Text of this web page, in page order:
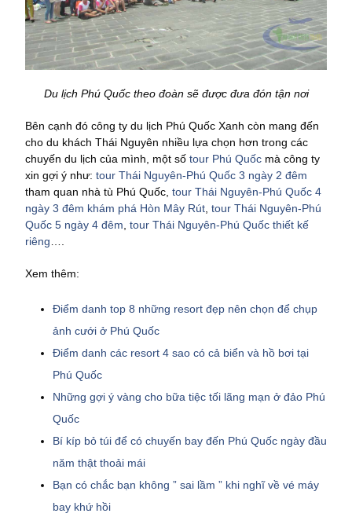
Du lịch Phú Quốc theo đoàn sẽ được đưa đón tận nơi
Bên cạnh đó công ty du lịch Phú Quốc Xanh còn mang đến
cho du khách Thái Nguyên nhiều lựa chọn hơn trong các
chuyến du lịch của mình, một số tour Phú Quốc mà công ty
xin gợi ý như: tour Thái Nguyên-Phú Quốc 3 ngày 2 đêm
tham quan nhà tù Phú Quốc, tour Thái Nguyên-Phú Quốc 4
ngày 3 đêm khám phá Hòn Mây Rút tour Thái Nguyên-Phú
Quốc 5 ngày 4 đêm tour Thái Nguyên-Phú Quốc thiết kế
riêng
Xem thêm:
Điểm danh top 8 những resort đẹp nên chọn để chụp
ảnh cưới ở Phú Quốc
Điểm danh các resort 4 sao có cả biển và hồ bơi tại
Phú Quốc
Những gợi ý vàng cho bữa tiệc tối lãng mạn ở đảo Phú
Quốc
Bí kíp bỏ túi để có chuyến bay đến Phú Quốc ngày đầu
năm thật thoải mái
Bạn có chắc bạn không ” sai lầm ” khi nghĩ về vé máy
bay khứ hồi